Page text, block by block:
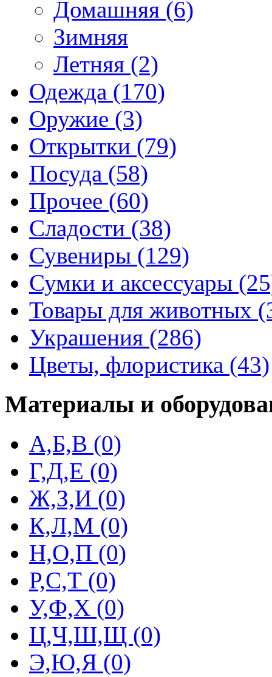
Домашняя (6)
Зимняя
Летняя (2)
Одежда (170)
Оружие (3)
Открытки (79)
Посуда (58)
Прочее (60)
Сладости (38)
Сувениры (129)
Сумки и аксессуары
Товары для животных
Украшения (286)
Цветы, флористика (43)
Материалы и
А,Б,В (0)
Г,Д,Е (0)
Ж,З,И (0)
К,Л,М (0)
Н,О,П (0)
Р,С,Т (0)
У,Ф,Х (0)
Ц,Ч,Ш,Щ (0)
Э,Ю,Я (0)